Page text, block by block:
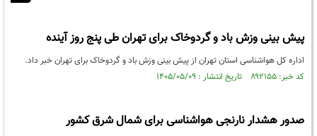
پیش بینی وزش باد و گردوخاک برای تهران طی پنج روز آینده
اداره کل هواشناسی استان تهران از پیش بینی وزش باد و گردوخاک برای تهران خبر داد.
کد خبر: ۸۹۲۱۵۵ تاریخ انتشار : ۱۴۰۵/۰۵/۰۹
صدور هشدار نارنجی هواشناسی برای شمال شرق کشور